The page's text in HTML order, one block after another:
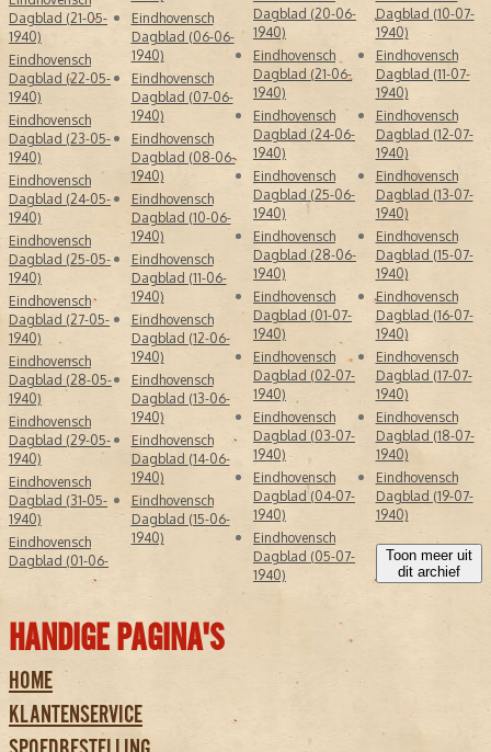
Eindhovensch Dagblad.
De verontwaardiging was groot toen bleek dat de eigenaar van
Oost-Brabant het Eindhovensch Dagblad had opgekocht. Zes
maanden later, in1963, fuseerden beide kranten en gingen zij
verder onder de naam"Eindhovensch Dagblad, dagblad voor
Oost-Brabant"
Slechts een jaar later volgde opnieuw een fusie. In april
het Eindhovensch Dagblad samen met de
Nieuwe Eindhovense
Krant. Bij deze samenvoeging vond een naamswijziging plaats
naarEindhovens Dagblad– een aanpassing aan de moderne
Nederlandse spelling.
VNU-PERIODE EN DIGITALE PIONIER (1967-2000)
In 1967
werd het Eindhovens Dagblad een dochteronderneming
vanVNU(Verenigde Nederlandse Uitgeversbedrijven) uit Haarlem.
VNU breidde zijn regionale krantenportfolio verder uit door in
datzelfde jaar ook hetHelmonds Dagblad
over te nemen. Deze
zusterkrant verdween echter in
1993, waarna het Eindhovens
Dagblad zijn verspreiding in Helmond overnam en zo de leidende
positie in de hele regio versterkte.
Een bijzonder mijlpaal in de krantengeschiedenis werd bereikt op
31 december 1994: het Eindhovens Dagblad lanceerde als
Nederlandse krant ooit een internetversie. Initiatiefnemer was
economieredacteurJan van de Ven, die samen met
hoofdredacteur Joep van der Hart het digitale tijdperk instapte via
de Digitale Stad Eindhoven (DSE). Deze innovatieve stap legde de
basis voor de latere digitale transformatie van de Nederlandse
krantenwereld.
NieuwsMedia , onderdeel van Koninklijke Wegener NV.
MODERNE ERA: VAN WEGENER NAAR DPG MEDIA (2000-HEDEN)
Onder Wegener NieuwsMedia maakte het Eindhovens Dagblad
deel uit van een sterke familie van regionale kranten, waaronder
hetBrabants Dagblad BN/DeStem
De Twentsche
Dagblad (21-05-
1940)
Eindhovensch
Dagblad (22-05-
1940)
Eindhovensch
Dagblad (23-05-
1940)
Eindhovensch
Dagblad (24-05-
1940)
Eindhovensch
Dagblad (25-05-
1940)
Eindhovensch
Dagblad (27-05-
1940)
Eindhovensch
Dagblad (28-05-
1940)
Eindhovensch
Dagblad (29-05-
1940)
Eindhovensch
Dagblad (31-05-
1940)
Eindhovensch
Dagblad (01-06-
Eindhovensch
Dagblad (06-06-
1940)
Eindhovensch
Dagblad (07-06-
1940)
Eindhovensch
Dagblad (08-06-
1940)
Eindhovensch
Dagblad (10-06-
1940)
Eindhovensch
Dagblad (11-06-
1940)
Eindhovensch
Dagblad (12-06-
1940)
Eindhovensch
Dagblad (13-06-
1940)
Eindhovensch
Dagblad (14-06-
1940)
Eindhovensch
Dagblad (15-06-
1940)
Dagblad (20-06-
1940)
Eindhovensch
Dagblad (21-06-
1940)
Eindhovensch
Dagblad (24-06-
1940)
Eindhovensch
Dagblad (25-06-
1940)
Eindhovensch
Dagblad (28-06-
1940)
Eindhovensch
Dagblad (01-07-
1940)
Eindhovensch
Dagblad (02-07-
1940)
Eindhovensch
Dagblad (03-07-
1940)
Eindhovensch
Dagblad (04-07-
1940)
Eindhovensch
Dagblad (05-07-
1940)
Dagblad (10-07-
1940)
Eindhovensch
Dagblad (11-07-
1940)
Eindhovensch
Dagblad (12-07-
1940)
Eindhovensch
Dagblad (13-07-
1940)
Eindhovensch
Dagblad (15-07-
1940)
Eindhovensch
Dagblad (16-07-
1940)
Eindhovensch
Dagblad (17-07-
1940)
Eindhovensch
Dagblad (18-07-
1940)
Eindhovensch
Dagblad (19-07-
1940)
Toon meer uit
dit archief
HANDIGE PAGINA'S
HOME
KLANTENSERVICE